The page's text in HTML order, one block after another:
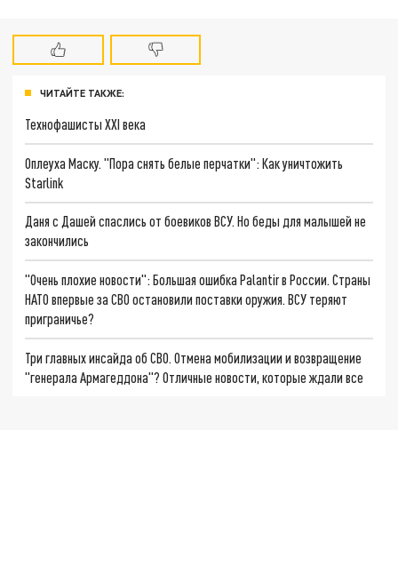
ЧИТАЙТЕ ТАКЖЕ:
Технофашисты XXI века
Оплеуха Маску. "Пора снять белые перчатки": Как уничтожить
Starlink
Даня с Дашей спаслись от боевиков ВСУ. Но беды для малышей не
закончились
"Очень плохие новости": Большая ошибка Palantir в России. Страны
НАТО впервые за СВО остановили поставки оружия. ВСУ теряют
приграничье?
Три главных инсайда об СВО. Отмена мобилизации и возвращение
"генерала Армагеддона"? Отличные новости, которые ждали все